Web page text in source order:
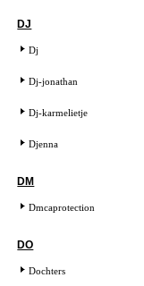
DJ
Dj
Dj-jonathan
Dj-karmelietje
Djenna
DM
Dmcaprotection
DO
Dochters